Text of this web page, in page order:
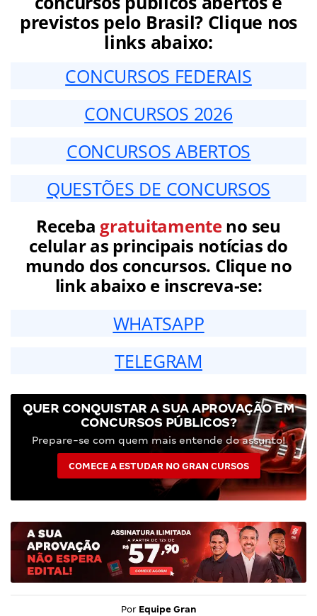
previstos pelo Brasil? Clique nos
links abaixo:
CONCURSOS FEDERAIS
CONCURSOS 2026
CONCURSOS ABERTOS
QUESTÕES DE CONCURSOS
Receba gratuitamenteno seu
celular as principais notícias do
mundo dos concursos. Clique no
link abaixo e inscreva-se:
WHATSAPP
TELEGRAM
QUER CONQUISTAR A SUA APROVAÇÃO EM
CONCURSOS PÚBLICOS?
Prepare-se com quem mais entende do assunto!
COMECE A ESTUDAR NO GRAN CURSOS
Por Equipe Gran